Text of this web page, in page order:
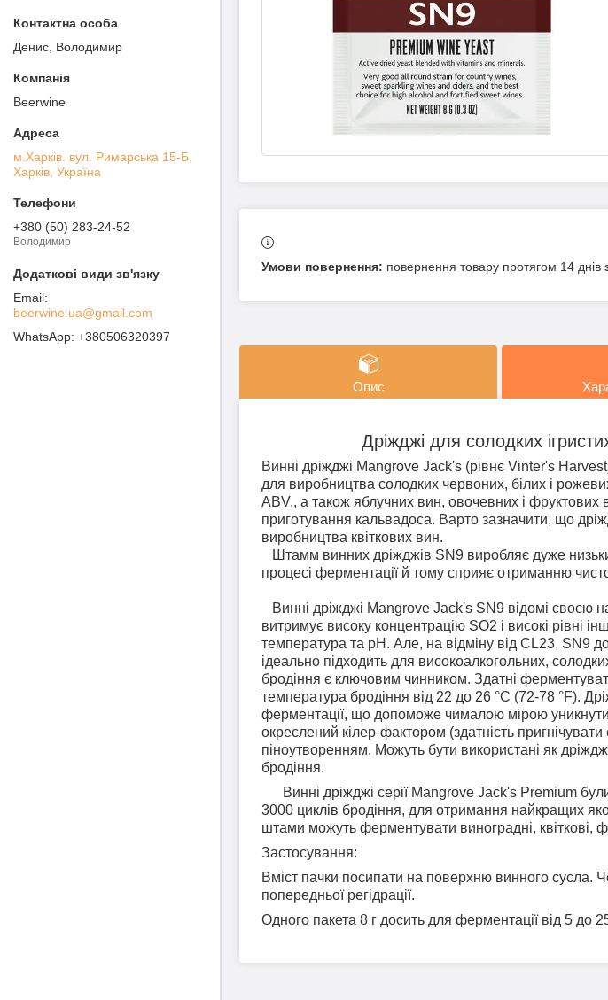
повернення товару протягом 14 днів
Опис
Дріжджі для солодких
Винні дріжджі Mangrove Jack's (рівнє Vinter's
для виробництва солодких червоних, білих і
ABV., а також яблучних вин, овочевних і
приготування кальвадоса. Варто зазначити, що
виробництва квіткових вин.
Штамм винних дріжджів SN9 виробляє дуже
процесі ферментації й тому сприяє отриманню
Винні дріжджі Mangrove Jack's SN9 відомі своєю
витримує високу концентрацію SO2 і високі рівні
температура та pH. Але, на відміну від CL23, SN9
ідеально підходить для високоалкогольних,
бродіння є ключовим чинником. Здатні
температура бродіння від 22 до 26 °C (72-78 °F).
ферментації, що допоможе чималою мірою
окреслений кілер-фактором (здатність
піноутворенням. Можуть бути використані як
бродіння.
Винні дріжджі серії Mangrove Jack's Premium
3000 циклів бродіння, для отримання найкращих
штами можуть ферментувати виноградні, квіткові,
Застосування:
Вміст пачки посипати на поверхню винного
попередньої регідрації.
Одного пакета 8 г досить для ферментації від 5 до
Денис, Володимир
Beerwine
м.Харків. вул. Римарська 15-Б,
Харків, Україна
+380 (50) 283-24-52
Володимир
beerwine.ua@gmail.com
+380506320397